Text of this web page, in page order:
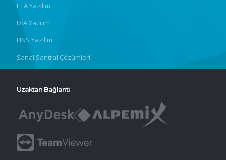
ETA Yazılım
DİA Yazılım
FINS Yazılım
Sanal Santral Çözümleri
Uzaktan Bağlantı